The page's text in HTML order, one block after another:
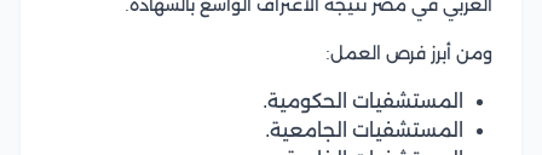
العربي في مصر نتيجة الاعتراف الواسع بالشهادة.
ومن أبرز فرص العمل:
المستشفيات الحكومية.
المستشفيات الجامعية.